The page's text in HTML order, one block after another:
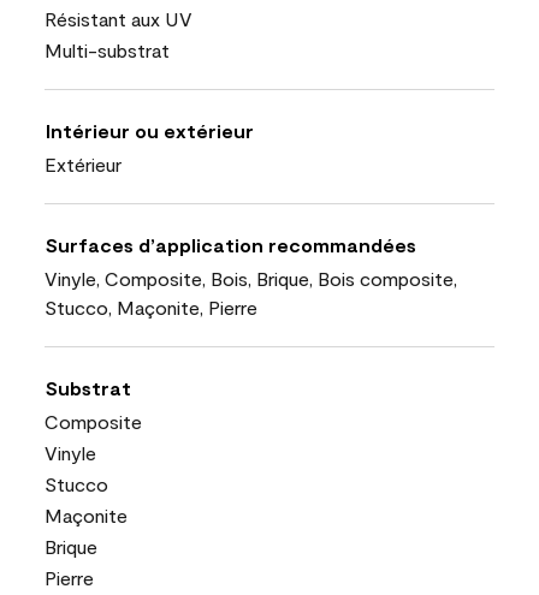
Résistant aux UV
Multi-substrat
Intérieur ou extérieur
Extérieur
Surfaces d’application recommandées
Vinyle, Composite, Bois, Brique, Bois composite,
Stucco, Maçonite, Pierre
Substrat
Composite
Vinyle
Stucco
Maçonite
Brique
Pierre